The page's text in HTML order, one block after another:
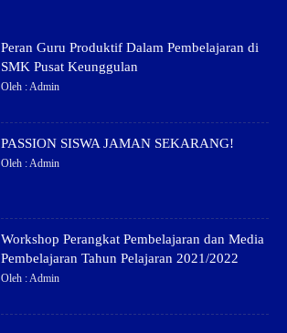
Peran Guru Produktif Dalam Pembelajaran di
SMK Pusat Keunggulan
Oleh : Admin
PASSION SISWA JAMAN SEKARANG!
Oleh : Admin
Workshop Perangkat Pembelajaran dan Media
Pembelajaran Tahun Pelajaran 2021/2022
Oleh : Admin